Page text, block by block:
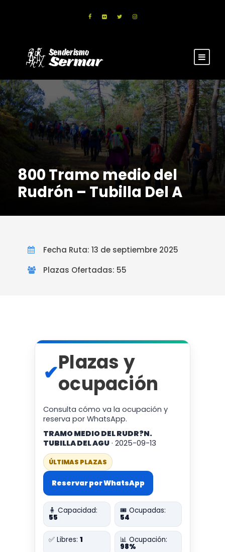
800 Tramo medio del
Rudrón – Tubilla Del A
Fecha Ruta: 13 de septiembre 2025
Plazas Ofertadas: 55
✔Plazas y
ocupación
Consulta cómo va la ocupación y
reserva por WhatsApp.
TRAMO MEDIO DEL RUDR?N.
TUBILLA DEL AGU · 2025-09-13
ÚLTIMAS PLAZAS
Reservar por WhatsApp
🧍 Capacidad:
55
🎟️ Ocupadas:
54
✅ Libres: 1 📊 Ocupación:
98%